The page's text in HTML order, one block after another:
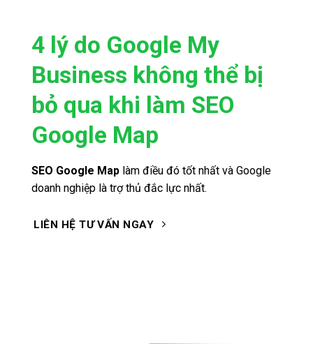
4 lý do Google My
Business không thể bị
bỏ qua khi làm SEO
Google Map
SEO Google Map làm điều đó tốt nhất và Google
doanh nghiệp là trợ thủ đắc lực nhất.
LIÊN HỆ TƯ VẤN NGAY